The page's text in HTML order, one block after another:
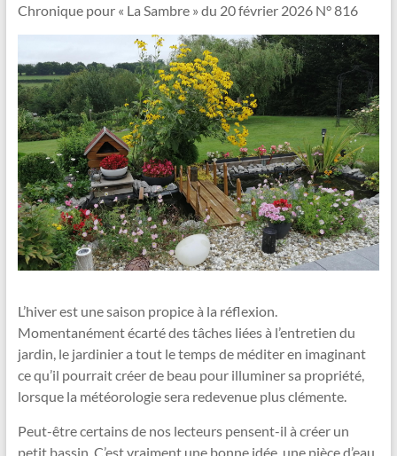
de
la
Sambre
Le
jardin
dans
tous
ses
états
!
Chronique pour « La Sambre » du 20 février 2026 N° 816
L’hiver est une saison propice à la réflexion.
Momentanément écarté des tâches liées à l’entretien du
jardin, le jardinier a tout le temps de méditer en imaginant
ce qu’il pourrait créer de beau pour illuminer sa propriété,
lorsque la météorologie sera redevenue plus clémente.
Peut-être certains de nos lecteurs pensent-il à créer un
petit bassin. C’est vraiment une bonne idée, une pièce d’eau